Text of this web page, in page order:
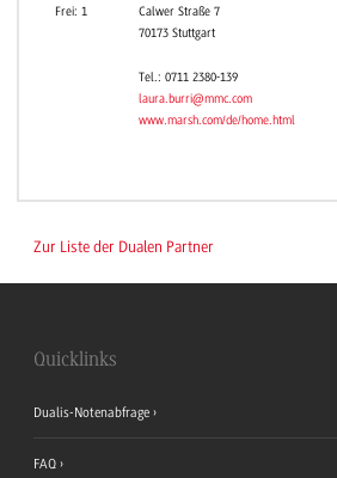
Frei: 1
Calwer Straße 7
70173 Stuttgart
Tel.: 0711 2380-139
laura.burri@mmc.com
www.marsh.com/de/home.html
Zur Liste der Dualen Partner
Quicklinks
Dualis-Notenabfrage
FAQ